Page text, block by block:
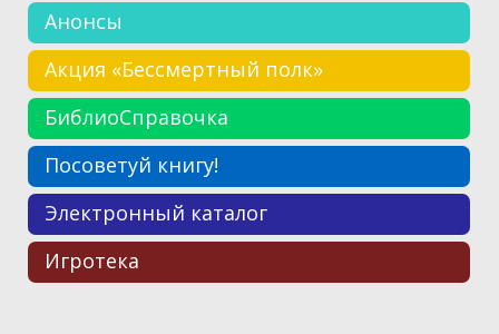
Анонсы
Акция «Бессмертный полк»
БиблиоСправочка
Посоветуй книгу!
Электронный каталог
Игротека